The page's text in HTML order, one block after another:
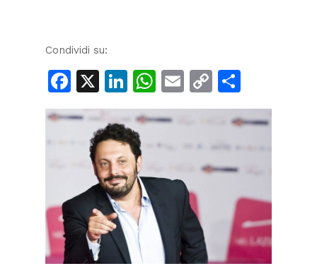
Condividi su:
Facebook
X LinkedIn
WhatsApp
Email
Copy
Link